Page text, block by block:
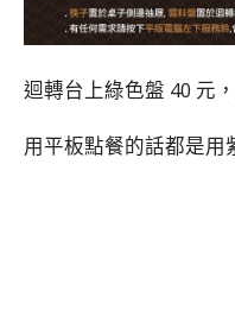
迴轉台上綠色盤 40 元
用平板點餐的話都是用